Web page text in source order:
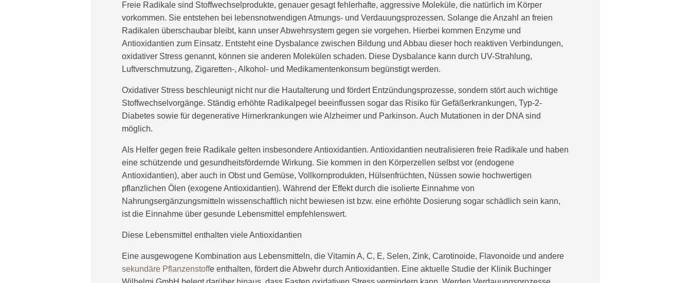
Freie Radikale sind Stoffwechselprodukte, genauer gesagt fehlerhafte, aggressive Moleküle, die natürlich im Körper
vorkommen. Sie entstehen bei lebensnotwendigen Atmungs- und Verdauungsprozessen. Solange die Anzahl an freien
Radikalen überschaubar bleibt, kann unser Abwehrsystem gegen sie vorgehen. Hierbei kommen Enzyme und
Antioxidantien zum Einsatz. Entsteht eine Dysbalance zwischen Bildung und Abbau dieser hoch reaktiven Verbindungen,
oxidativer Stress genannt, können sie anderen Molekülen schaden. Diese Dysbalance kann durch UV-Strahlung,
Luftverschmutzung, Zigaretten-, Alkohol- und Medikamentenkonsum begünstigt werden.
Oxidativer Stress beschleunigt nicht nur die Hautalterung und fördert Entzündungsprozesse, sondern stört auch wichtige
Stoffwechselvorgänge. Ständig erhöhte Radikalpegel beeinflussen sogar das Risiko für Gefäßerkrankungen, Typ-2-
Diabetes sowie für degenerative Hirnerkrankungen wie Alzheimer und Parkinson. Auch Mutationen in der DNA sind
möglich.
Als Helfer gegen freie Radikale gelten insbesondere Antioxidantien. Antioxidantien neutralisieren freie Radikale und haben
eine schützende und gesundheitsfördernde Wirkung. Sie kommen in den Körperzellen selbst vor (endogene
Antioxidantien), aber auch in Obst und Gemüse, Vollkornprodukten, Hülsenfrüchten, Nüssen sowie hochwertigen
pflanzlichen Ölen (exogene Antioxidantien). Während der Effekt durch die isolierte Einnahme von
Nahrungsergänzungsmitteln wissenschaftlich nicht bewiesen ist bzw. eine erhöhte Dosierung sogar schädlich sein kann,
ist die Einnahme über gesunde Lebensmittel empfehlenswert.
Diese Lebensmittel enthalten viele Antioxidantien
Eine ausgewogene Kombination aus Lebensmitteln, die Vitamin A, C, E, Selen, Zink, Carotinoide, Flavonoide und andere
sekundäre Pflanzenstoffe enthalten, fördert die Abwehr durch Antioxidantien. Eine aktuelle Studie der Klinik Buchinger